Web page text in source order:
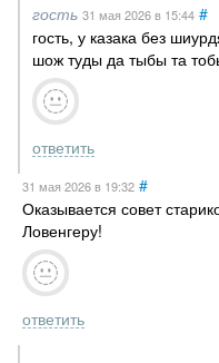
гость 31 мая 2026в 15:44 #
гость, у казака без
шож туды да тыбы та
ответить
31 мая 2026в 19:32 #
Оказывается совет
Ловенгеру!
ответить